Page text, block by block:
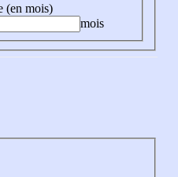
(en mois)
mois